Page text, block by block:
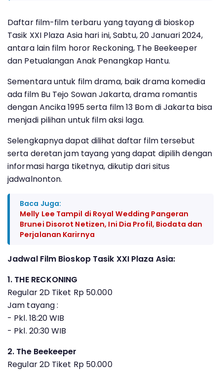
Daftar film-film terbaru yang tayang di bioskop
Tasik XXI Plaza Asia hari ini, Sabtu, 20 Januari 2024,
antara lain film horor Reckoning, The Beekeeper
dan Petualangan Anak Penangkap Hantu.
Sementara untuk film drama, baik drama komedia
ada film Bu Tejo Sowan Jakarta, drama romantis
dengan Ancika 1995 serta film 13 Bom di Jakarta bisa
menjadi pilihan untuk film aksi laga.
Selengkapnya dapat dilihat daftar film tersebut
serta deretan jam tayang yang dapat dipilih dengan
informasi harga tiketnya, dikutip dari situs
jadwalnonton.
Baca Juga:
Melly Lee Tampil di Royal Wedding Pangeran
Brunei Disorot Netizen, Ini Dia Profil, Biodata dan
Perjalanan Karirnya
Jadwal Film Bioskop Tasik XXI Plaza Asia:
1. THE RECKONING
Regular 2D Tiket Rp 50.000
Jam tayang :
- Pkl. 18:20 WIB
- Pkl. 20:30 WIB
2. The Beekeeper
Regular 2D Tiket Rp 50.000